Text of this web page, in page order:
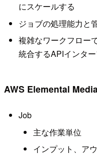
にスケールする
ジョブの処理能力と
複雑なワークフロー
統合するAPIインタ
AWS Elemental
Job
主な作業単位
インプット、ア